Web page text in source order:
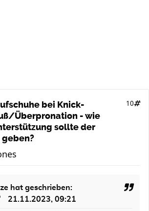
bei Knick-
Überpronation - wie
sollte der
geben?
10
hat geschrieben:
21.11.2023, 09:21